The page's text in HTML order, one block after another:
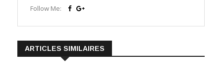
Follow Me:
ARTICLES SIMILAIRES